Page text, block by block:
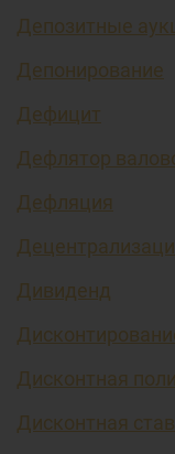
Депозитные
Депонирование
Дефицит
Дефлятор
Дефляция
Дивиденд
Дисконтная
Дисконтная